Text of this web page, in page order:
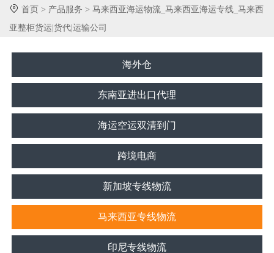
首页 > 产品服务 > 马来西亚海运物流_马来西亚海运专线_马来西
亚整柜货运|货代|运输公司
海外仓
东南亚进出口代理
海运空运双清到门
跨境电商
新加坡专线物流
马来西亚专线物流
印尼专线物流